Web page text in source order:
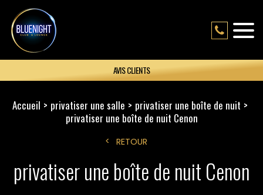
AVIS CLIENTS
Accueil privatiser une salle
privatiser une boîte de nuit
privatiser une boîte de nuit Cenon
RETOUR
privatiser une boîte de nuit Cenon